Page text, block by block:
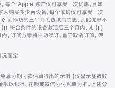
个 Apple 账户仅可享受一次优惠，且如
人购买多少台设备，每个家庭仅可享受一次
创作坊的三个月免费试用优惠，则此优惠不
(i) 符合条件的设备激活后三个月内，或 (ii)
订阅方案将自动续订，直至取消订阅。须
而定。
息分期付款估算得出的示例 (仅显示整数数
额以银行、花呗或微信分付账单为准。上述分